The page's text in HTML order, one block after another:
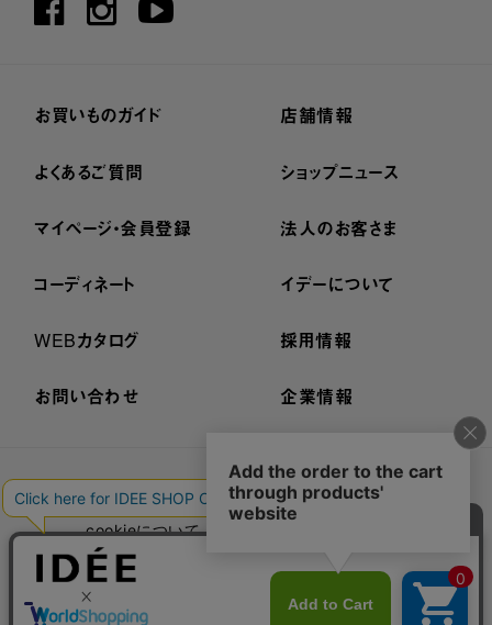
お買いものガイド
よくあるご質問
マイページ・会員登録
コーディネート
WEBカタログ
お問い合わせ
店舗情報
ショップニュース
法人のお客さま
イデーについて
採用情報
企業情報
プライバシーポリシー 外部送信ポリシー
ご利用規約
cookieについて
特定商取引法に基づく表示
古物営業法に基づく表示